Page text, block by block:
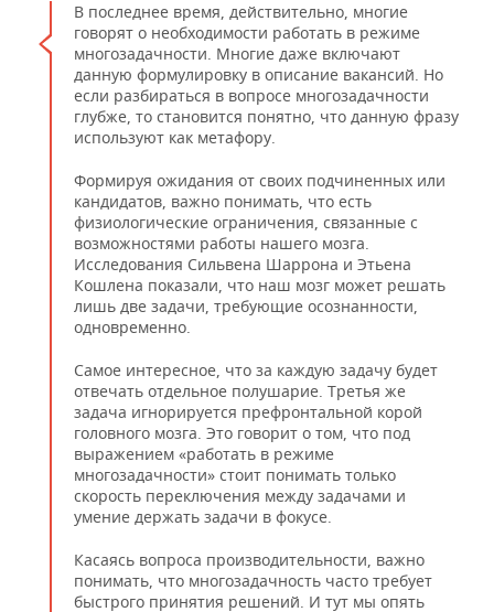
В последнее время, действительно, многие
говорят о необходимости работать в режиме
многозадачности. Многие даже включают
данную формулировку в описание вакансий. Но
если разбираться в вопросе многозадачности
глубже, то становится понятно, что данную фразу
используют как метафору.
Формируя ожидания от своих подчиненных или
кандидатов, важно понимать, что есть
физиологические ограничения, связанные с
возможностями работы нашего мозга.
Исследования Сильвена Шаррона и Этьена
Кошлена показали, что наш мозг может решать
лишь две задачи, требующие осознанности,
одновременно.
Самое интересное, что за каждую задачу будет
отвечать отдельное полушарие. Третья же
задача игнорируется префронтальной корой
головного мозга. Это говорит о том, что под
выражением «работать в режиме
многозадачности» стоит понимать только
скорость переключения между задачами и
умение держать задачи в фокусе.
Касаясь вопроса производительности, важно
понимать, что многозадачность часто требует
быстрого принятия решений. И тут мы опять